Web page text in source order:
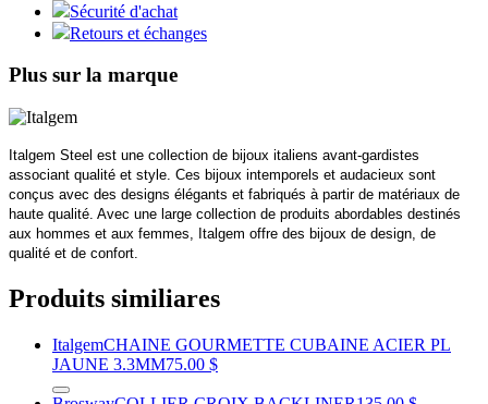
Sécurité d'achat
Retours et échanges
Plus sur la marque
Italgem Steel est une collection de bijoux italiens avant-gardistes
associant qualité et style. Ces bijoux intemporels et audacieux sont
conçus avec des designs élégants et fabriqués à partir de matériaux de
haute qualité. Avec une large collection de produits abordables destinés
aux hommes et aux femmes, Italgem offre des bijoux de design, de
qualité et de confort.
Produits similiares
ItalgemCHAINE GOURMETTE CUBAINE ACIER PL
JAUNE 3.3MM75.00 $